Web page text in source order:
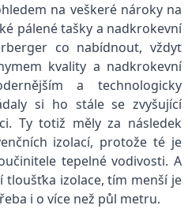
na veškeré nároky na
pálené tašky a nadkrokevní
co nabídnout, vždyť
kvality a nadkrokevní
a technologicky
si ho stále se zvyšující
Ty totiž měly za následek
izolací, protože té je
tepelné vodivosti. A
tloušťka izolace, tím menší je
i o více než půl metru.